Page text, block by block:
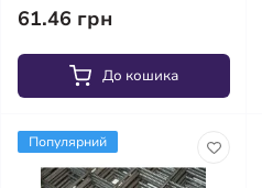
61.46 грн
До кошика
Популярний